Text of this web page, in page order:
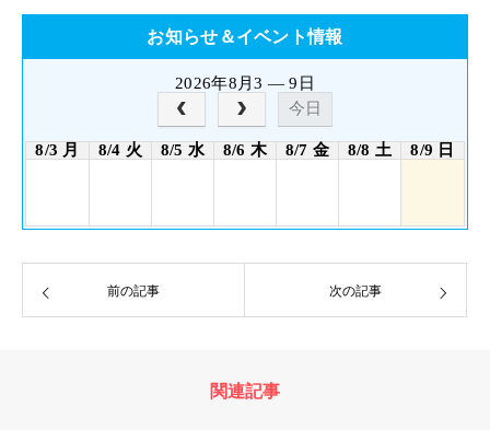
お知らせ＆イベント情報
2026年8月3 — 9日
今日
8/3 月 8/4 火 8/5 水 8/6 木 8/7 金 8/8 土 8/9 日
前の記事 次の記事
関連記事